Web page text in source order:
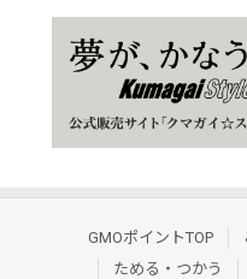
GMOポイントTOP
ためる・つかう